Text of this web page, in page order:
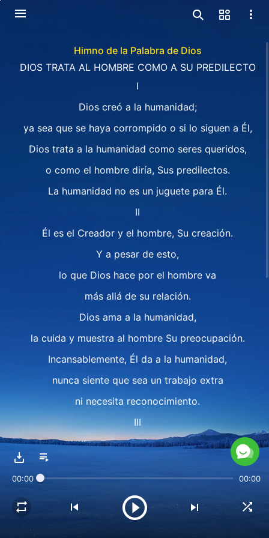
Himno de la Palabra de Dios
DIOS TRATA AL HOMBRE COMO A SU PREDILECTO
I
Dios creó a la humanidad;
ya sea que se haya corrompido o si lo siguen a Él,
Dios trata a la humanidad como seres queridos,
o como el hombre diría, Sus predilectos.
La humanidad no es un juguete para Él.
II
Él es el Creador y el hombre, Su creación.
Y a pesar de esto,
lo que Dios hace por el hombre va
más allá de su relación.
Dios ama a la humanidad,
la cuida y muestra al hombre Su preocupación.
Incansablemente, Él da a la humanidad,
nunca siente que sea un trabajo extra
ni necesita reconocimiento.
III
Él no siente que salvar a la humanidad,
Es sólo que, a Su manera,
00:00 00:00